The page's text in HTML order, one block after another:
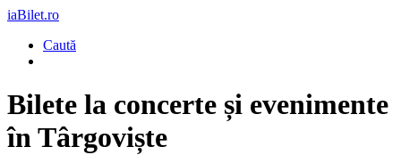
iaBilet.ro
Caută
Bilete la concerte și evenimente
în Târgoviște